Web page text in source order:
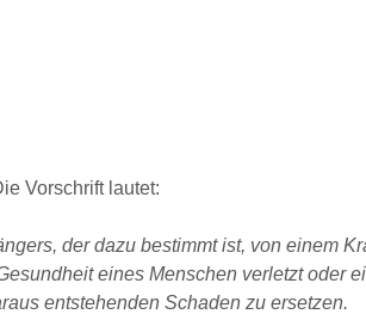
Vorschrift lautet:
der dazu bestimmt ist, von einem
eines Menschen verletzt oder
entstehenden Schaden zu ersetzen.